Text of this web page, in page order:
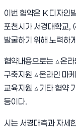
이번 협약은 K 디자인
포천시가 서경대학교,
발굴하기 위해 노력하
협약내용으로는 △온라
구축지원 △온라인 마
교육지원 △기타 협약
등이다.
시는 서경대측과 자세